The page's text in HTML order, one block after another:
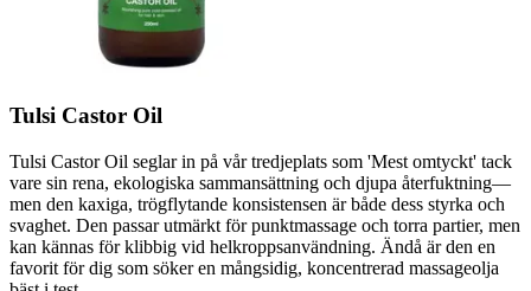
Tulsi Castor Oil
Tulsi Castor Oil seglar in på vår tredjeplats som 'Mest omtyckt' tack
vare sin rena, ekologiska sammansättning och djupa återfuktning—
men den kaxiga, trögflytande konsistensen är både dess styrka och
svaghet. Den passar utmärkt för punktmassage och torra partier, men
kan kännas för klibbig vid helkroppsanvändning. Ändå är den en
favorit för dig som söker en mångsidig, koncentrerad massageolja